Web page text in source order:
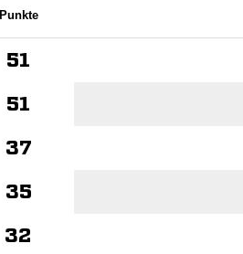
Punkte
51
51
37
35
32